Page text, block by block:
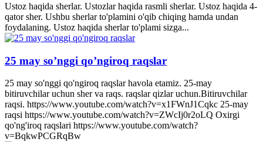
Ustoz haqida sherlar. Ustozlar haqida rasmli sherlar. Ustoz haqida 4-
qator sher. Ushbu sherlar to'plamini o'qib chiqing hamda undan
foydalaning. Ustoz haqida sherlar to'plami sizga...
25 may so’nggi qo’ngiroq raqslar
25 may so'nggi qo'ngiroq raqslar havola etamiz. 25-may
bitiruvchilar uchun sher va raqs. raqslar qizlar uchun.Bitiruvchilar
raqsi. https://www.youtube.com/watch?v=x1FWnJ1Cqkc 25-may
raqsi https://www.youtube.com/watch?v=ZWcIj0r2oLQ Oxirgi
qo'ng'iroq raqslari https://www.youtube.com/watch?
v=BqkwPCGRqBw